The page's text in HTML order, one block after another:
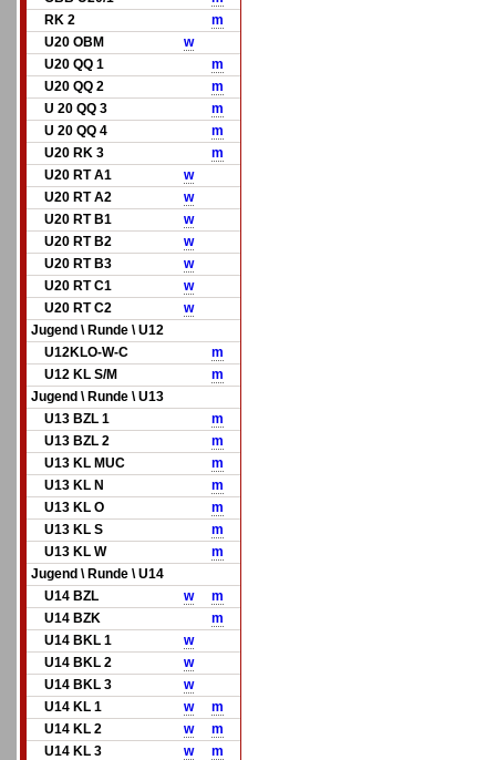
RK 2
m
U20 OBM
w
U20 QQ 1
m
U20 QQ 2
m
U 20 QQ 3
m
U 20 QQ 4
m
U20 RK 3
m
U20 RT A1
w
U20 RT A2
w
U20 RT B1
w
U20 RT B2
w
U20 RT B3
w
U20 RT C1
w
U20 RT C2
w
Jugend \ Runde \ U12
U12KLO-W-C
m
U12 KL S/M
m
Jugend \ Runde \ U13
U13 BZL 1
m
U13 BZL 2
m
U13 KL MUC
m
U13 KL N
m
U13 KL O
m
U13 KL S
m
U13 KL W
m
Jugend \ Runde \ U14
U14 BZL
w
m
U14 BZK
m
U14 BKL 1
w
U14 BKL 2
w
U14 BKL 3
w
U14 KL 1
w
m
U14 KL 2
w
m
U14 KL 3
w
m